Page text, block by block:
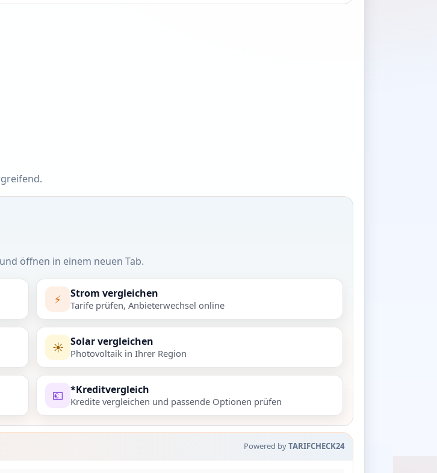
öffnen in einem neuen Tab.
⚡ Strom vergleichen
Tarife prüfen, Anbieterwechsel online
☀️ Solar vergleichen
Photovoltaik in Ihrer Region
💶 *Kreditvergleich
Kredite vergleichen und passende Optionen prüfen
Powered byTARIFCHECK24